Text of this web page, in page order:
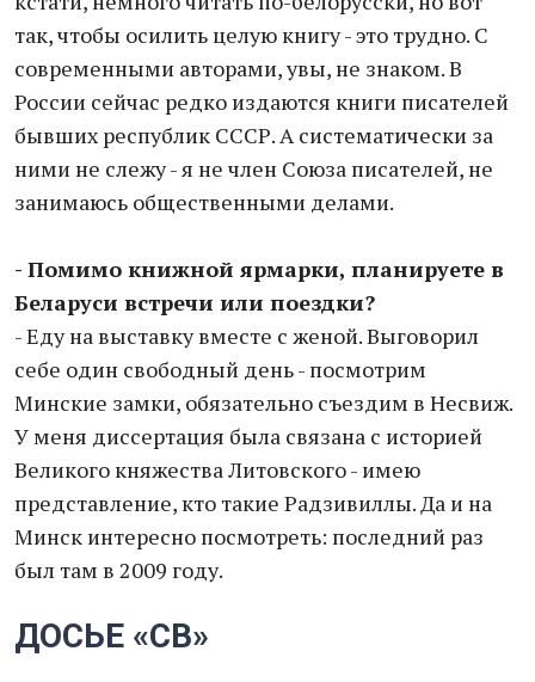
так, чтобы осилить целую книгу - это трудно. С
современными авторами, увы, не знаком. В
России сейчас редко издаются книги писателей
бывших республик СССР. А систематически за
ними не слежу - я не член Союза писателей, не
занимаюсь общественными делами.
- Помимо книжной ярмарки, планируете в
Беларуси встречи или поездки?
- Еду на выставку вместе с женой. Выговорил
себе один свободный день - посмотрим
Минские замки, обязательно съездим в Несвиж.
У меня диссертация была связана с историей
Великого княжества Литовского - имею
представление, кто такие Радзивиллы. Да и на
Минск интересно посмотреть: последний раз
был там в 2009 году.
ДОСЬЕ «СВ»